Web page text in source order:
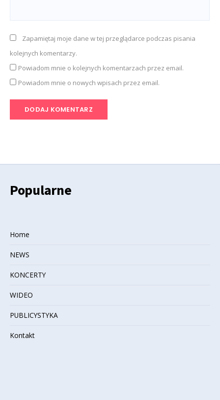
Zapamiętaj moje dane w tej przeglądarce podczas pisania
kolejnych komentarzy.
Powiadom mnie o kolejnych komentarzach przez email.
Powiadom mnie o nowych wpisach przez email.
Popularne
Home
NEWS
KONCERTY
WIDEO
PUBLICYSTYKA
Kontakt